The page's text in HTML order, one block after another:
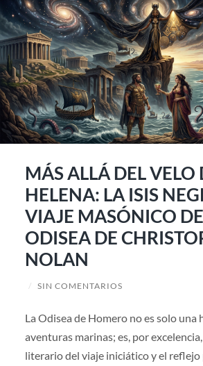
MÁS ALLÁ DEL VELO
HELENA: LA ISIS
VIAJE MASÓNICO
ODISEA DE
NOLAN
/ SIN COMENTARIOS
La Odisea de Homero no es solo una
aventuras marinas; es, por
literario del viaje iniciático y el reflejo